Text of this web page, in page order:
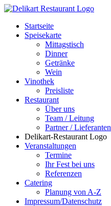
Startseite
Speisekarte
Mittagstisch
Dinner
Getränke
Wein
Vinothek
Preisliste
Restaurant
Über uns
Team / Leitung
Partner / Lieferanten
Delikart-Restaurant Logo
Veranstaltungen
Termine
Ihr Fest bei uns
Referenzen
Catering
Planung von A-Z
Impressum/Datenschutz